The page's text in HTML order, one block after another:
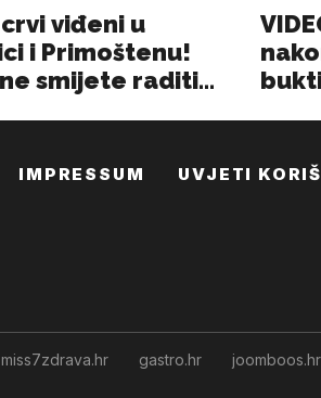
IMPRESSUM UVJETI
miss7zdrava.hr gastro.hr joomboos.hr